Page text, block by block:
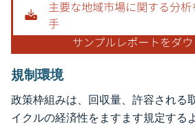
規制環境
政策枠組みは、回収量、許容される
イクルの経済性をますます規定する